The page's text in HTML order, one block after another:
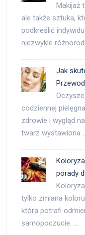
Makijaż
ale także sztuka,
podkreślić
niezwykle
Jak
codziennej
zdrowie i wygląd
twarz wystawiona
porady
tylko zmiana
która potrafi
samopoczucie. …